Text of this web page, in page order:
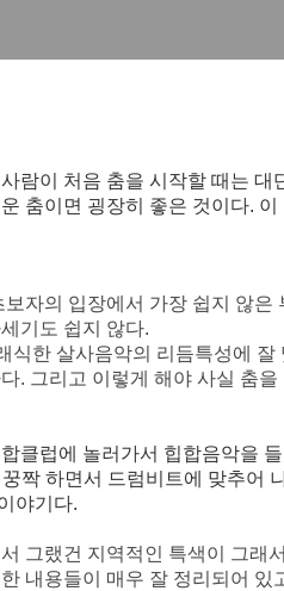
람이 처음 춤을 시작할 때는 대
춤이면 굉장히 좋은 것이다.
자의 입장에서 가장 쉽지 않
기도 쉽지 않다.
식한 살사음악의 리듬특성에
. 그리고 이렇게 해야 사실 춤
클럽에 놀러가서 힙합음악을
짝 하면서 드럼비트에 맞추어
야기다.
그랬건 지역적인 특색이 그래
내용들이 매우 잘 정리되어